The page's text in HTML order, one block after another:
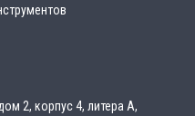
2, корпус 4, литера А,